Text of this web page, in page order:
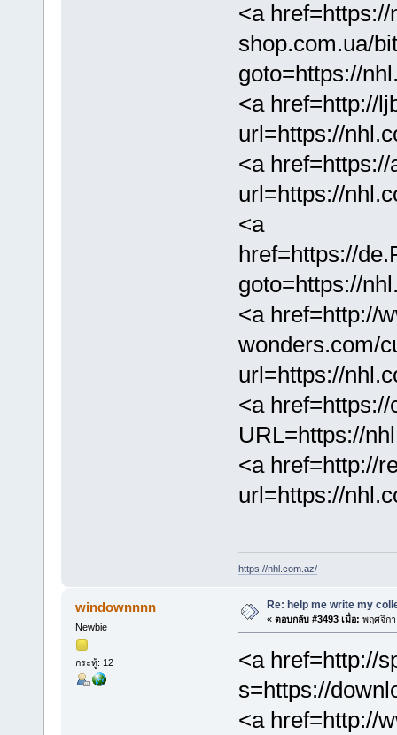
<a
shop.com.ua/
goto=https://
<a href=http://
url=https://
<a
url=https://
<a
href=https://
goto=https://
<a href=http://
wonders.com/
url=https://
<a
URL=https://
<a href=http://
url=https://
https://nhl.com.az/
windownnnn
Newbie
กระทู้: 12
Re: help me write my
« ตอบกลับ #3493 เมื่อ: พฤศจิกา
<a href=http://
s=https://
<a href=http://